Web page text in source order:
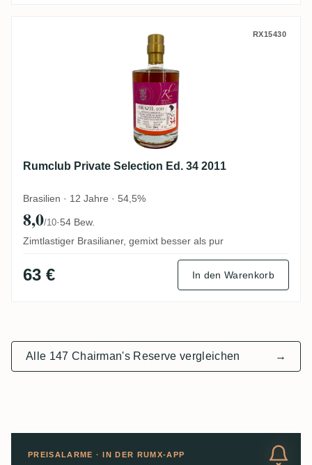
Rumclub Private Selection Ed. 34 2011
RX15430
Rumclub Private Selection Ed. 34 2011
Brasilien · 12 Jahre · 54,5%
8,0/10·54 Bew.
Zimtlastiger Brasilianer, gemixt besser als pur
63 € In den Warenkorb
Alle 147 Chairman's Reserve vergleichen →
PREISALARME · IN DER RUMX-APP